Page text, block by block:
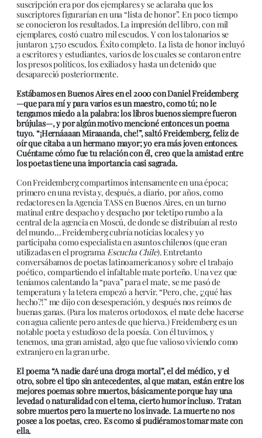
suscripción era por dos ejemplares y se aclaraba que los
suscriptores figurarían en una “lista de honor”. En poco tiempo
se conocieron los resultados. La impresión del libro, con mil
ejemplares, costó cuatro mil escudos. Y con los talonarios se
juntaron 3,750 escudos. Éxito completo. La lista de honor incluyó
a escritores y estudiantes, varios de los cuales se contaron entre
los presos políticos, los exiliados y hasta un detenido que
desapareció posteriormente.
Estábamos en Buenos Aires en el 2000 con Daniel Freidemberg
—que para mí y para varios es un maestro, como tú; no le
tengamos miedo a la palabra: los libros buenos siempre fueron
brújulas—, y por algún motivo mencioné entonces un poema
tuyo. “¡Hernáaaan Miraaanda, che!”, saltó Freidemberg, feliz de
oír que citaba a un hermano mayor; yo era más joven entonces.
Cuéntame cómo fue tu relación con él, creo que la amistad entre
los poetas tiene una importancia casi sagrada.
Con Freidemberg compartimos intensamente en una época;
primero en una revista y, después, a diario, por años, como
redactores en la Agencia TASS en Buenos Aires, en un turno
matinal entre despacho y despacho por teletipo rumbo a la
central de la agencia en Moscú, de donde se distribuían al resto
del mundo… Freidemberg cubría noticias locales y yo
participaba como especialista en asuntos chilenos (que eran
utilizadas en el programaEscucha Chile). Entretanto
conversábamos de poetas latinoamericanos y sobre el trabajo
poético, compartiendo el infaltable mate porteño. Una vez que
teníamos calentando la “pava” para el mate, se me pasó de
temperatura y la tetera empezó a hervir. “Pero, che, ¡¿qué has
hecho?!” me dijo con desesperación, y después nos reímos de
buenas ganas. (Para los materos ortodoxos, el mate debe hacerse
con agua caliente pero antes de que hierva.) Freidemberg es un
notable poeta y estudioso de la poesía. Con él tuvimos, y
tenemos, una gran amistad, algo que fue valioso viviendo como
extranjero en la gran urbe.
El poema “A nadie daré una droga mortal”, el del médico, y el
otro, sobre el tipo sin antecedentes, al que matan, están entre los
mejores poemas sobre muertos, básicamente porque hay una
levedad o naturalidad con el tema, cierto humor incluso. Tratan
sobre muertos pero la muerte no los invade. La muerte no nos
posee a los poetas, creo. Es como si pudiéramos tomar mate con
ella.